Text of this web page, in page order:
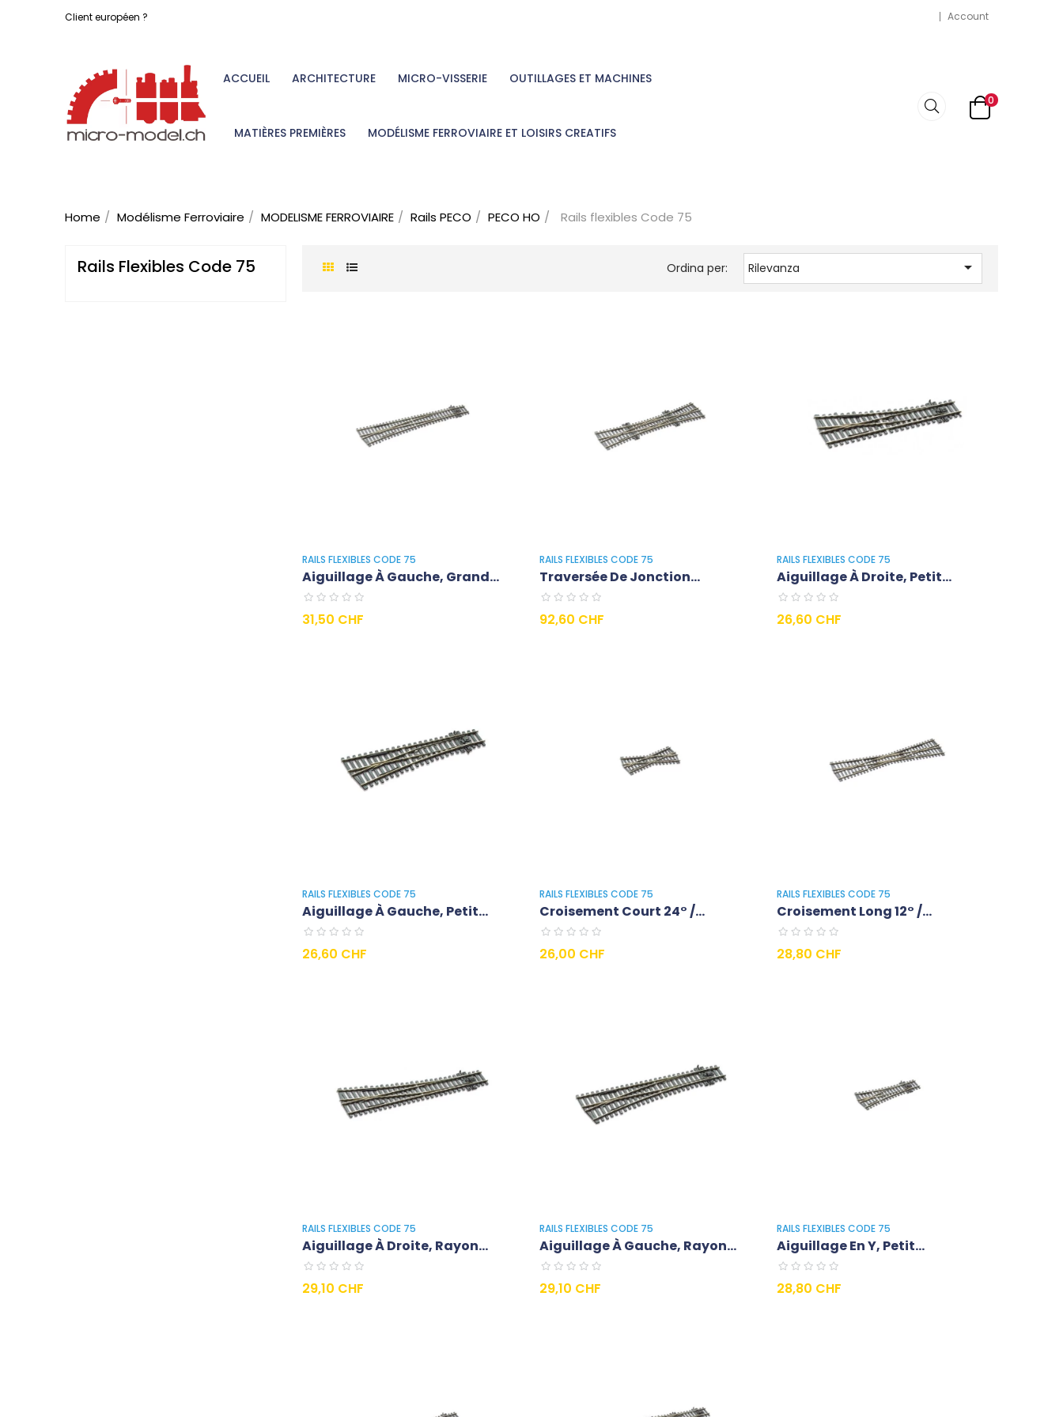
Client européen ? Account
ACCUEIL ARCHITECTURE MICRO-VISSERIE OUTILLAGES ET MACHINES
MATIÈRES PREMIÈRES MODÉLISME FERROVIAIRE ET LOISIRS CREATIFS
0
Home Modélisme Ferroviaire MODELISME FERROVIAIRE Rails PECO PECO HO Rails flexibles Code 75
Rails Flexibles Code 75 Ordina per: Rilevanza 
RAILS FLEXIBLES CODE 75
Aiguillage À Gauche, Grand...
Prezzo
31,50 CHF
RAILS FLEXIBLES CODE 75
Traversée De Jonction...
Prezzo
92,60 CHF
RAILS FLEXIBLES CODE 75
Aiguillage À Droite, Petit...
Prezzo
26,60 CHF
RAILS FLEXIBLES CODE 75
Aiguillage À Gauche, Petit...
Prezzo
26,60 CHF
RAILS FLEXIBLES CODE 75
Croisement Court 24° /...
Prezzo
26,00 CHF
RAILS FLEXIBLES CODE 75
Croisement Long 12° /...
Prezzo
28,80 CHF
RAILS FLEXIBLES CODE 75
Aiguillage À Droite, Rayon...
Prezzo
29,10 CHF
RAILS FLEXIBLES CODE 75
Aiguillage À Gauche, Rayon...
Prezzo
29,10 CHF
RAILS FLEXIBLES CODE 75
Aiguillage En Y, Petit...
Prezzo
28,80 CHF